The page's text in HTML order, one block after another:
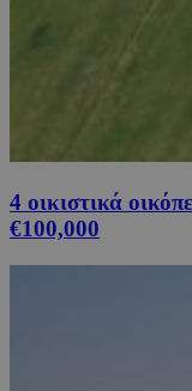
4 οικιστικά
€100,000